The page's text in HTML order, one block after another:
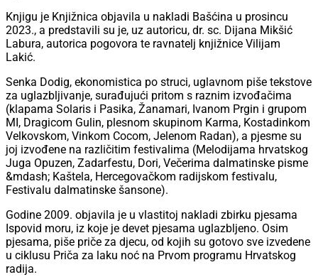
Knjigu je Knjižnica objavila u nakladi Bašćina u prosincu
2023., a predstavili su je, uz autoricu, dr. sc. Dijana Mikšić
Labura, autorica pogovora te ravnatelj knjižnice Vilijam
Lakić.
Senka Dodig, ekonomistica po struci, uglavnom piše tekstove
za uglazbljivanje, surađujući pritom s raznim izvođačima
(klapama Solaris i Pasika, Žanamari, Ivanom Prgin i grupom
MI, Dragicom Gulin, plesnom skupinom Karma, Kostadinkom
Velkovskom, Vinkom Cocom, Jelenom Radan), a pjesme su
joj izvođene na različitim festivalima (Melodijama hrvatskog
Juga Opuzen, Zadarfestu, Dori, Večerima dalmatinske pisme
&mdash; Kaštela, Hercegovačkom radijskom festivalu,
Festivalu dalmatinske šansone).
Godine 2009. objavila je u vlastitoj nakladi zbirku pjesama
Ispovid moru, iz koje je devet pjesama uglazbljeno. Osim
pjesama, piše priče za djecu, od kojih su gotovo sve izvedene
u ciklusu Priča za laku noć na Prvom programu Hrvatskog
radija.